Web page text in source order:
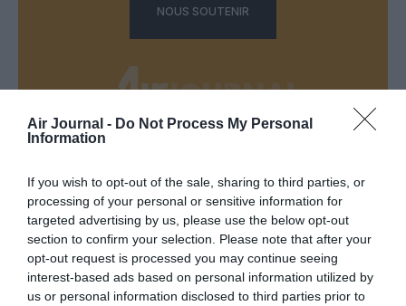
Air Journal - Do Not Process My Personal
Information
If you wish to opt-out of the sale, sharing to third parties, or
processing of your personal or sensitive information for
targeted advertising by us, please use the below opt-out
section to confirm your selection. Please note that after your
opt-out request is processed you may continue seeing
interest-based ads based on personal information utilized by
us or personal information disclosed to third parties prior to
NOUS SOUTENIR
a commenté l'article :
SWISS : la rentabilité relance le débat sur son
autonomie au sein de Lufthansa Group